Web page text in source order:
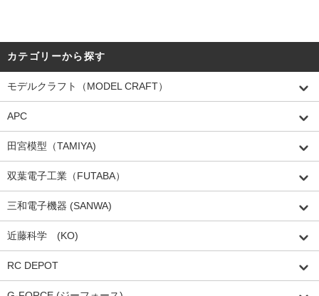
カテゴリーから探す
モデルクラフト（MODEL CRAFT）
APC
田宮模型（TAMIYA)
双葉電子工業（FUTABA）
三和電子機器 (SANWA)
近藤科学 (KO)
RC DEPOT